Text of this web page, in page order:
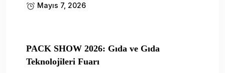
Mayıs 7, 2026
PACK SHOW 2026: Gıda ve Gıda
Teknolojileri Fuarı